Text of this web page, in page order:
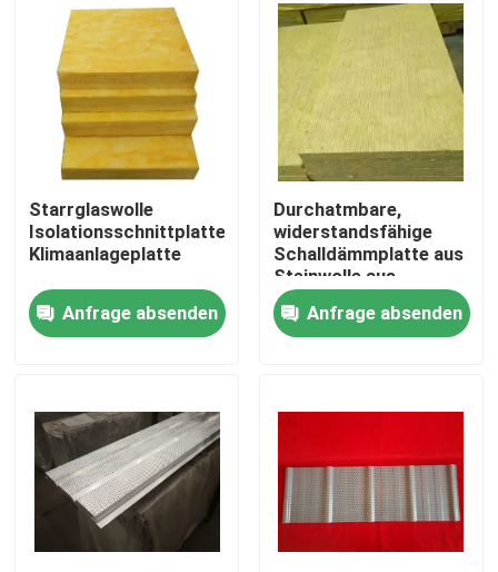
Haus
Über uns
Fabrik-Ausflug
Starrglaswolle
Isolationsschnittplatte
Klimaanlageplatte
Anfrage absenden
Durchatmbare,
widerstandsfähige
Schalldämmplatte aus
Steinwolle aus
nachhaltigen
Materialien
Anfrage absenden